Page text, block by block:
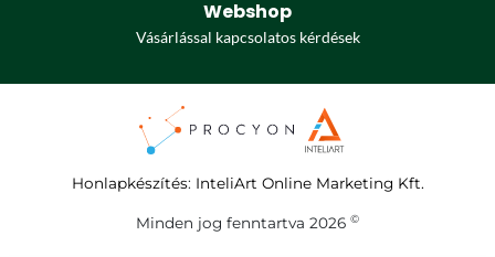
Webshop
Vásárlással kapcsolatos kérdések
Honlapkészítés: InteliArt Online Marketing Kft.
Minden jog fenntartva 2026 ©